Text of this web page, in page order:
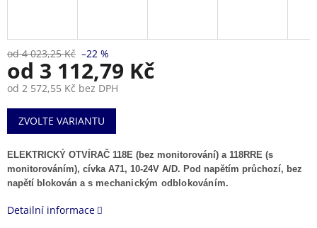
od 4 023,25 Kč –22 %
od 3 112,79 Kč
od 2 572,55 Kč bez DPH
Měrná
cena:
ZVOLTE VARIANTU
ELEKTRICKÝ OTVÍRAČ 118E (bez monitorování) a 118RRE (s
monitorováním), cívka A71, 10-24V A/D. Pod napětím průchozí, bez
napětí blokován a s mechanickým odblokováním.
Detailní informace